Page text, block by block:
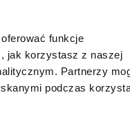
funkcje
jak korzystasz z naszej
Partnerzy
podczas